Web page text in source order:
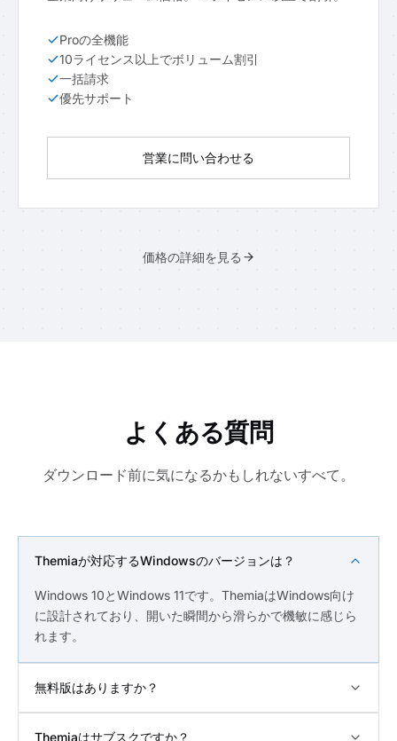
Proの全機能
10ライセンス以上でボリューム割引
一括請求
優先サポート
営業に問い合わせる
価格の詳細を見る
よくある質問
ダウンロード前に気になるかもしれないすべて。
Themiaが対応するWindowsのバージョンは？
Windows 10とWindows 11です。ThemiaはWindows向け
に設計されており、開いた瞬間から滑らかで機敏に感じら
れます。
無料版はありますか？
Themiaはサブスクですか？